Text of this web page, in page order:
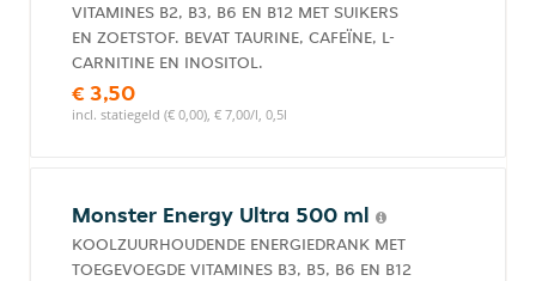
VITAMINES B2, B3, B6 EN B12 MET SUIKERS
EN ZOETSTOF. BEVAT TAURINE, CAFEÏNE, L-
CARNITINE EN INOSITOL.
€ 3,50
incl. statiegeld (€ 0,00), € 7,00/l, 0,5l
Monster Energy Ultra 500 ml
KOOLZUURHOUDENDE ENERGIEDRANK MET
TOEGEVOEGDE VITAMINES B3, B5, B6 EN B12